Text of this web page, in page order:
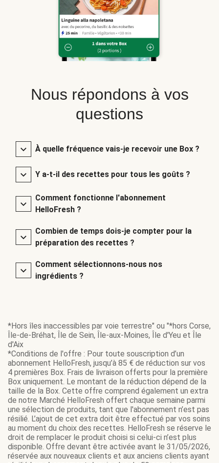
Nous répondons à vos
questions
À quelle fréquence vais-je recevoir une Box ?
Y a-t-il des recettes pour tous les goûts ?
Comment fonctionne l'abonnement
HelloFresh ?
Combien de temps dois-je compter pour la
préparation des recettes ?
Comment sélectionnons-nous nos
ingrédients ?
*Hors îles inaccessibles par voie terrestre" ou "*hors Corse,
Île-de-Bréhat, Île de Sein, Île-aux-Moines, Île d'Yeu et Île
d'Aix
*Conditions de l'offre : Pour toute souscription d’un
abonnement HelloFresh, jusqu’à 85 € de réduction sur vos
4 premières Box. Frais de livraison offerts pour la première
Box uniquement. Le montant de la réduction dépend de la
taille de la Box. Cette offre comprend également un extra
de notre Marché HelloFresh offert chaque semaine parmi
une sélection de produits, tant que l'abonnement n’est pas
résilié. L’ajout de cet extra doit être effectué par vos soins
au moment du choix des recettes. HelloFresh se réserve le
droit de remplacer le produit choisi si celui-ci n’est plus
disponible. Offre devant être activée avant le 31/05/2026,
réservée aux nouveaux clients et aux anciens clients ayant